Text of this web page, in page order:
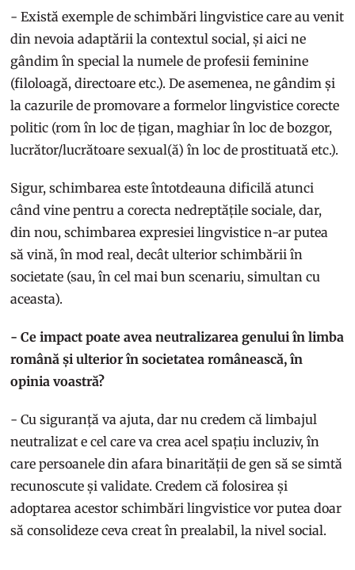
- Există exemple de schimbări lingvistice care au venit
din nevoia adaptării la contextul social, și aici ne
gândim în special la numele de profesii feminine
(filoloagă, directoare etc.). De asemenea, ne gândim și
la cazurile de promovare a formelor lingvistice corecte
politic (rom în loc de țigan, maghiar în loc de bozgor,
lucrător/lucrătoare sexual(ă) în loc de prostituată etc.).
Sigur, schimbarea este întotdeauna dificilă atunci
când vine pentru a corecta nedreptățile sociale, dar,
din nou, schimbarea expresiei lingvistice n-ar putea
să vină, în mod real, decât ulterior schimbării în
societate (sau, în cel mai bun scenariu, simultan cu
aceasta).
- Ce impact poate avea neutralizarea genului în limba
română și ulterior în societatea românească, în
opinia voastră?
- Cu siguranță va ajuta, dar nu credem că limbajul
neutralizat e cel care va crea acel spațiu incluziv, în
care persoanele din afara binarității de gen să se simtă
recunoscute și validate. Credem că folosirea și
adoptarea acestor schimbări lingvistice vor putea doar
să consolideze ceva creat în prealabil, la nivel social.